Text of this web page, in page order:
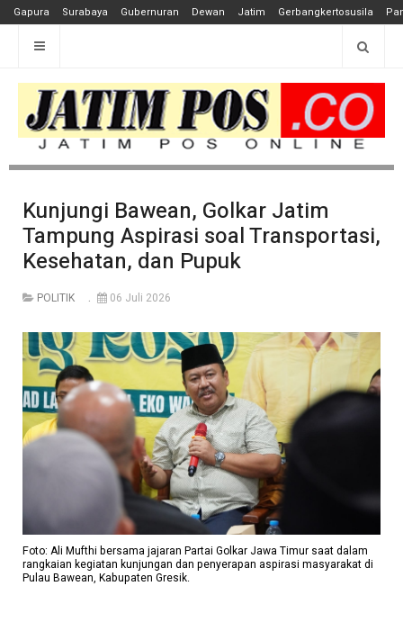
Gapura Surabaya Gubernuran Dewan Jatim Gerbangkertosusila
Kunjungi Bawean, Golkar Jatim
Tampung Aspirasi soal Transportasi,
Kesehatan, dan Pupuk
POLITIK 06 Juli 2026
Foto: Ali Mufthi bersama jajaran Partai Golkar Jawa Timur saat dalam
rangkaian kegiatan kunjungan dan penyerapan aspirasi masyarakat di
Pulau Bawean, Kabupaten Gresik.